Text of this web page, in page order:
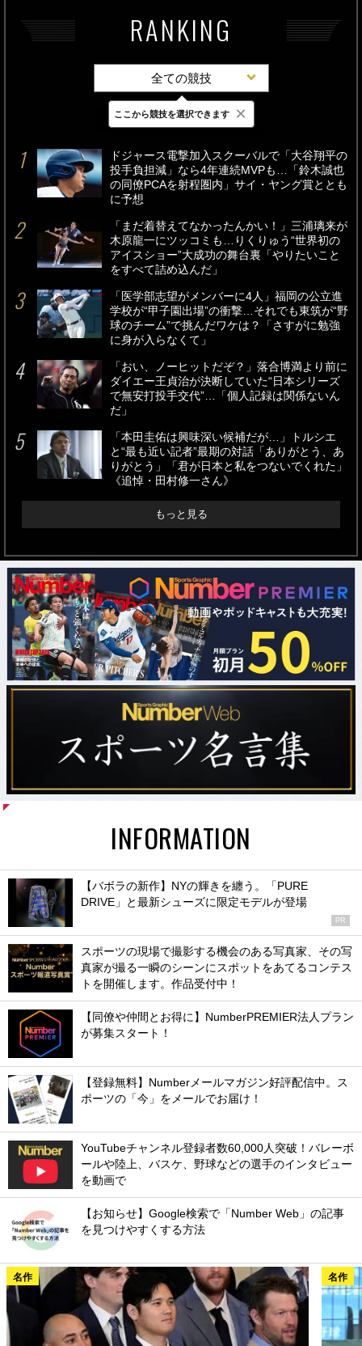
RANKING
全ての競技
最新 24時間 週間
ドジャース電撃加入スクーバルで「大谷翔平の
投手負担減」なら4年連続MVPも…「鈴木誠也
の同僚PCAを射程圏内」サイ・ヤング賞ととも
に予想
「まだ着替えてなかったんかい！」三浦璃来が
木原龍一にツッコミも…りくりゅう“世界初の
アイスショー”大成功の舞台裏「やりたいこと
をすべて詰め込んだ」
「医学部志望がメンバーに4人」福岡の公立進
学校が“甲子園出場”の衝撃…それでも東筑が“野
球のチーム”で挑んだワケは？「さすがに勉強
に身が入らなくて」
「おい、ノーヒットだぞ？」落合博満より前に
ダイエー王貞治が決断していた“日本シリーズ
で無安打投手交代”…「個人記録は関係ないん
だ」
「本田圭佑は興味深い候補だが…」トルシエ
と“最も近い記者”最期の対話「ありがとう、あ
りがとう」「君が日本と私をつないでくれた」
《追悼・田村修一さん》
もっと見る
INFORMATION
【バボラの新作】NYの輝きを纏う。「PURE
DRIVE」と最新シューズに限定モデルが登場
PR
スポーツの現場で撮影する機会のある写真家、その写
真家が撮る一瞬のシーンにスポットをあてるコンテス
トを開催します。作品受付中！
【同僚や仲間とお得に】NumberPREMIER法人プラン
が募集スタート！
【登録無料】Numberメールマガジン好評配信中。ス
ポーツの「今」をメールでお届け！
YouTubeチャンネル登録者数60,000人突破！バレーボ
ールや陸上、バスケ、野球などの選手のインタビュー
を動画で
【お知らせ】Google検索で「Number Web」の記事
を見つけやすくする方法
名作 名作
ここから競技を選択できます ×